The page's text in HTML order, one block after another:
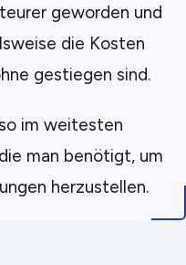
geworden und
die Kosten
gestiegen sind.
im weitesten
man benötigt, um
herzustellen.